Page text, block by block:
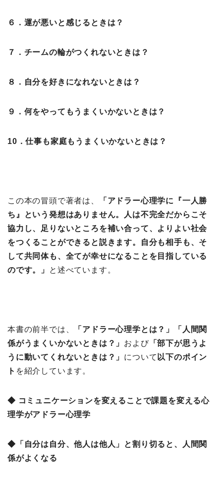
６．運が悪いと感じるときは？
７．チームの輪がつくれないときは？
８．自分を好きになれないときは？
９．何をやってもうまくいかないときは？
10．仕事も家庭もうまくいかないときは？
この本の冒頭で著者は、
「アドラー心理学に『一人勝
ち』という発想はありません。人は不完全だからこそ
協力し、足りないところを補い合って、よりよい社会
をつくることができると説きます。自分も相手も、そ
して共同体も、全てが幸せになることを目指している
のです。」
と述べています。
本書の前半では、 「アドラー心理学とは？ 」「人間関
係がうまくいかないときは？」 および「部下が思うよ
うに動いてくれないときは？」 について 以下のポイン
ト を紹介しています。
◆ コミュニケーションを変えることで課題を変える心
理学がアドラー心理学
◆「自分は自分、他人は他人」と割り切ると、人間関
係がよくなる